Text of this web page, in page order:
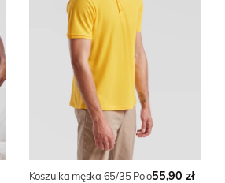
Koszulka męska 65/35 Polo55,90 zł